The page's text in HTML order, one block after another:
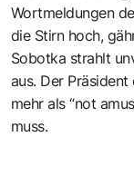
Wortmeldungen
die Stirn hoch,
Sobotka strahlt
aus. Der
mehr als “not
muss.